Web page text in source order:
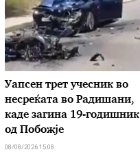
Уапсен трет учесник во
несреќата во Радишани,
каде загина 19-годишник
од Побожје
08/08/2026 15:08